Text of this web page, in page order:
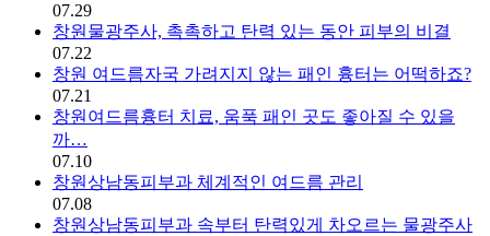
07.29
창원물광주사, 촉촉하고 탄력 있는 동안 피부의 비결
07.22
창원 여드름자국 가려지지 않는 패인 흉터는 어떡하죠?
07.21
창원여드름흉터 치료, 움푹 패인 곳도 좋아질 수 있을
까…
07.10
창원상남동피부과 체계적인 여드름 관리
07.08
창원상남동피부과 속부터 탄력있게 차오르는 물광주사